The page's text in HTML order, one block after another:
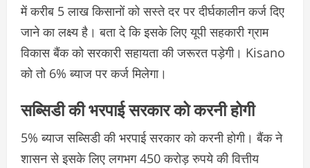
में करीब 5 लाख किसानों को सस्ते दर पर दीर्घकालीन कर्ज दिए
जाने का लक्ष्य है। बता दे कि इसके लिए यूपी सहकारी ग्राम
विकास बैंक को सरकारी सहायता की जरूरत पड़ेगी। Kisano
को तो 6% ब्याज पर कर्ज मिलेगा।
सब्सिडी की भरपाई सरकार को करनी होगी
5% ब्याज सब्सिडी की भरपाई सरकार को करनी होगी। बैंक ने
शासन से इसके लिए लगभग 450 करोड़ रुपये की वित्तीय